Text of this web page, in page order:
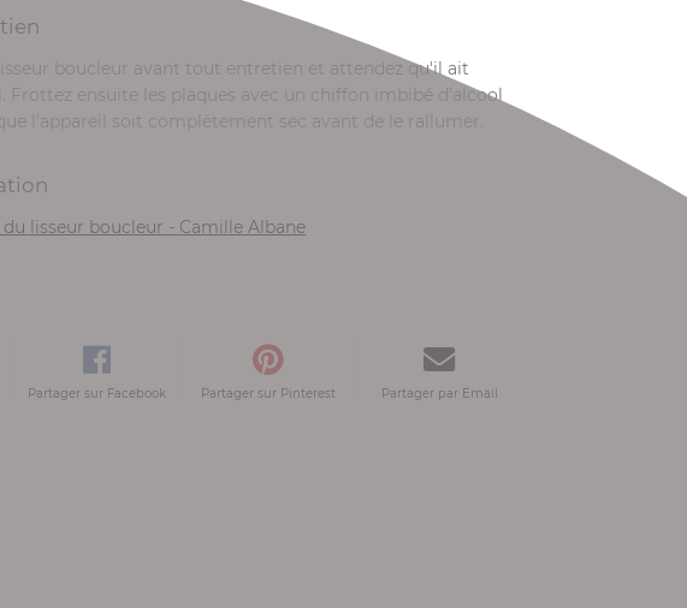
boucleur avant tout entretien et attendez qu'il ait
ensuite les plaques avec un chiffon imbibé d'alcool
l'appareil soit complètement sec avant de le rallumer.
lisseur boucleur - Camille Albane
Partager sur Facebook Partager sur Pinterest Partager par Email